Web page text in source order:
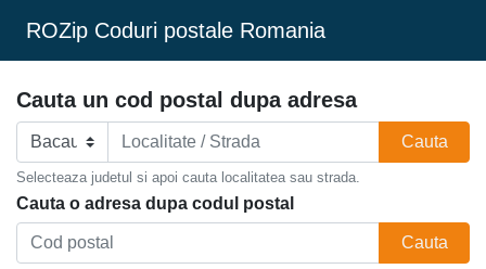
ROZip Coduri postale Romania
Cauta un cod postal dupa adresa
Cauta
Selecteaza judetul si apoi cauta localitatea sau strada.
Cauta o adresa dupa codul postal
Cauta